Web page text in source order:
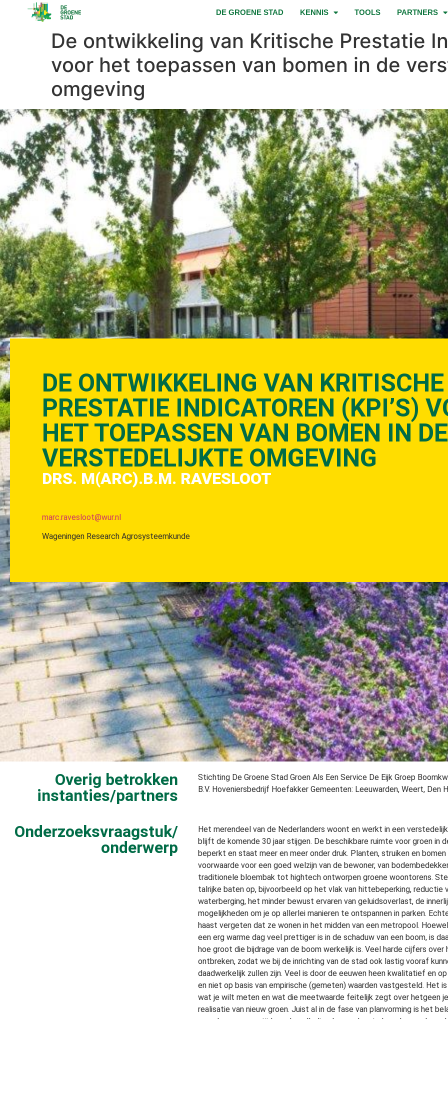
DE GROENE STAD KENNIS TOOLS PARTNERS
De ontwikkeling van Kritische Prestatie
voor het toepassen van bomen in de
omgeving
DE ONTWIKKELING VAN KRITISCHE
PRESTATIE INDICATOREN (KPI’S)
HET TOEPASSEN VAN BOMEN IN DE
VERSTEDELIJKTE OMGEVING
DRS. M(ARC).B.M. RAVESLOOT
marc.ravesloot@wur.nl
Wageningen Research Agrosysteemkunde
Overig betrokken
instanties/partners
Stichting De Groene Stad Groen Als Een Service De Eijk Groep
B.V. Hoveniersbedrijf Hoefakker Gemeenten: Leeuwarden, Weert, Den
Onderzoeksvraagstuk/
onderwerp
Het merendeel van de Nederlanders woont en werkt in een
blijft de komende 30 jaar stijgen. De beschikbare ruimte voor groen in
beperkt en staat meer en meer onder druk. Planten, struiken en
voorwaarde voor een goed welzijn van de bewoner, van
traditionele bloembak tot hightech ontworpen groene woontorens.
talrijke baten op, bijvoorbeeld op het vlak van hittebeperking, reductie
waterberging, het minder bewust ervaren van geluidsoverlast, de
mogelijkheden om je op allerlei manieren te ontspannen in parken.
haast vergeten dat ze wonen in het midden van een metropool.
een erg warme dag veel prettiger is in de schaduw van een boom, is
hoe groot die bijdrage van de boom werkelijk is. Veel harde cijfers
ontbreken, zodat we bij de inrichting van de stad ook lastig vooraf
daadwerkelijk zullen zijn. Veel is door de eeuwen heen kwalitatief en
en niet op basis van empirische (gemeten) waarden vastgesteld. Het
wat je wilt meten en wat die meetwaarde feitelijk zegt over hetgeen
realisatie van nieuw groen. Juist al in de fase van planvorming is het
waarde van groen tijdens de volledige levensduur te bepalen en deze